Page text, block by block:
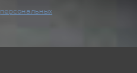
персональных